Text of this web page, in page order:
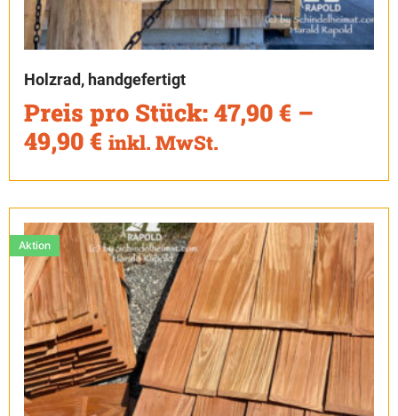
Holzrad, handgefertigt
Preis pro Stück: 47,90 € –
49,90 € inkl. MwSt.
Aktion